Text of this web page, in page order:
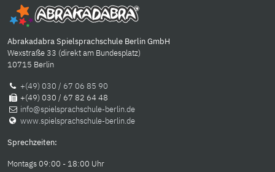
Abrakadabra Spielsprachschule Berlin GmbH
Wexstraße 33 (direkt am Bundesplatz)
10715 Berlin
+(49) 030 / 67 06 85 90
+(49) 030 / 67 82 64 48
info@spielsprachschule-berlin.de
www.spielsprachschule-berlin.de
Sprechzeiten:
Montags 09:00 - 18:00 Uhr